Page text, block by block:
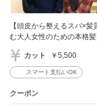
【頭皮から整えるスパ×
む大人女性のための本格
カット ￥5,500
スマート支払いOK
クーポン